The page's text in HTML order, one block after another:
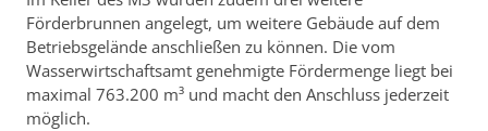
Förderbrunnen angelegt, um weitere Gebäude auf dem
Betriebsgelände anschließen zu können. Die vom
Wasserwirtschaftsamt genehmigte Fördermenge liegt bei
maximal 763.200 m³ und macht den Anschluss jederzeit
möglich.